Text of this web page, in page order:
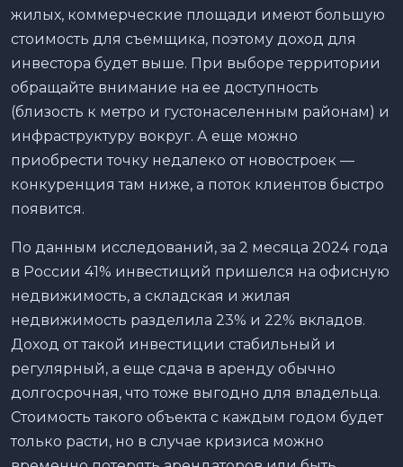
жилых, коммерческие площади имеют большую
стоимость для съемщика, поэтому доход для
инвестора будет выше. При выборе территории
обращайте внимание на ее доступность
(близость к метро и густонаселенным районам) и
инфраструктуру вокруг. А еще можно
приобрести точку недалеко от новостроек —
конкуренция там ниже, а поток клиентов быстро
появится.
По данным исследований, за 2 месяца 2024 года
в России 41% инвестиций пришелся на офисную
недвижимость, а складская и жилая
недвижимость разделила 23% и 22% вкладов.
Доход от такой инвестиции стабильный и
регулярный, а еще сдача в аренду обычно
долгосрочная, что тоже выгодно для владельца.
Стоимость такого объекта с каждым годом будет
только расти, но в случае кризиса можно